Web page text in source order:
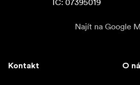
Najít na Google
Kontakt O